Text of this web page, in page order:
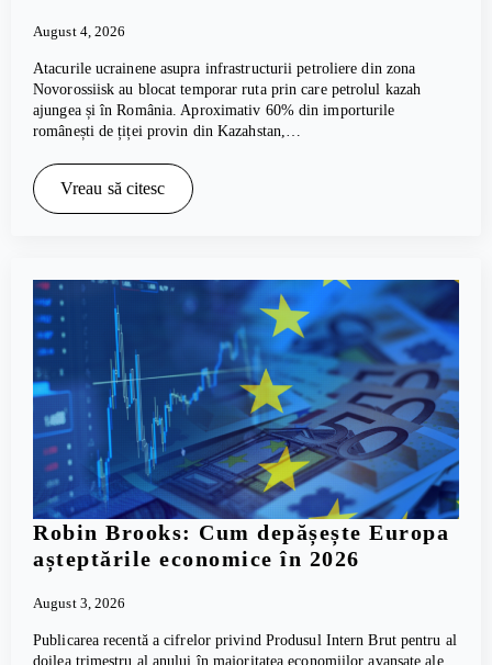
August 4, 2026
Atacurile ucrainene asupra infrastructurii petroliere din zona
Novorossiisk au blocat temporar ruta prin care petrolul kazah
ajungea și în România. Aproximativ 60% din importurile
românești de țiței provin din Kazahstan,…
Vreau să citesc
Robin Brooks: Cum depășește Europa
așteptările economice în 2026
August 3, 2026
Publicarea recentă a cifrelor privind Produsul Intern Brut pentru al
doilea trimestru al anului în majoritatea economiilor avansate ale